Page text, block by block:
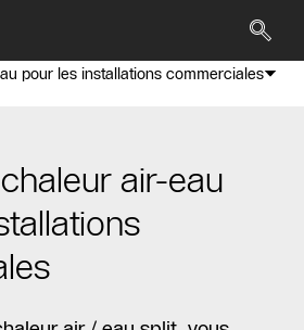
pour les installations commerciales
air-eau